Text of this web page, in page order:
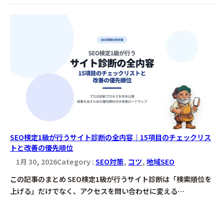
SEO検定1級が行うサイト診断の全内容｜15項目のチェックリス
トと改善の優先順位
1月 30, 2026Category : SEO対策, コツ, 地域SEO
この記事のまとめ SEO検定1級が行うサイト診断は「検索順位を
上げる」だけでなく、アクセスを問い合わせに変える…